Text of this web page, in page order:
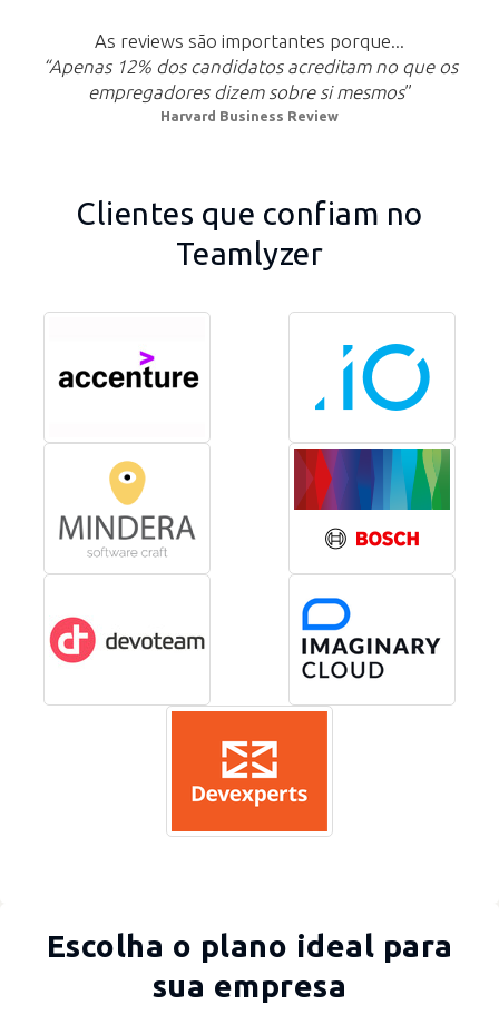
As reviews são importantes porque...
“Apenas 12% dos candidatos acreditam no que os
empregadores dizem sobre si mesmos”
Harvard Business Review
Clientes que confiam no
Teamlyzer
Escolha o plano ideal para
sua empresa